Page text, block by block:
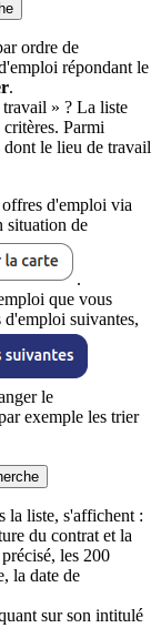
ordre de
répondant le
.
» ? La liste
Parmi
dont le lieu de travail
d'emploi via
situation de
.
que vous
suivantes,
le
exemple les trier
la liste, s'affichent :
du contrat et la
les 200
la date de
sur son intitulé